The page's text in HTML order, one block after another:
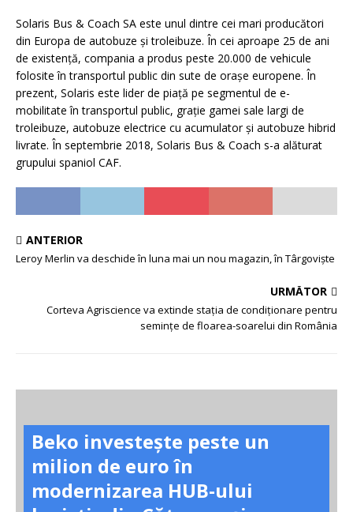
Solaris Bus & Coach SA este unul dintre cei mari producători
din Europa de autobuze și troleibuze. În cei aproape 25 de ani
de existență, compania a produs peste 20.000 de vehicule
folosite în transportul public din sute de orașe europene. În
prezent, Solaris este lider de piață pe segmentul de e-
mobilitate în transportul public, grație gamei sale largi de
troleibuze, autobuze electrice cu acumulator și autobuze hibrid
livrate. În septembrie 2018, Solaris Bus & Coach s-a alăturat
grupului spaniol CAF.
ANTERIOR
Leroy Merlin va deschide în luna mai un nou magazin, în Târgoviște
URMĂTOR
Сorteva Agriscience va extinde stația de condiționare pentru
semințe de floarea-soarelui din România
Beko investește peste un
milion de euro în
modernizarea HUB-ului